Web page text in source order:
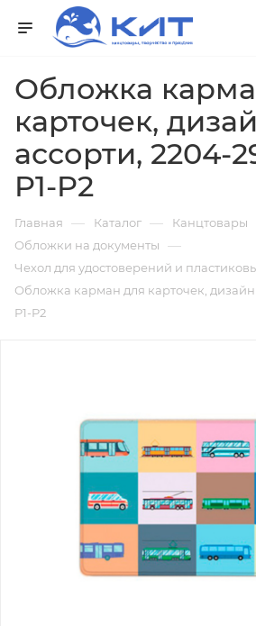
Обложка
карточек,
ассорти, 2204-
P1-P2
Главная — Каталог — Канцтовары
Обложки на документы —
Чехол для удостоверений и
Обложка карман для карточек, дизайн
P1-P2